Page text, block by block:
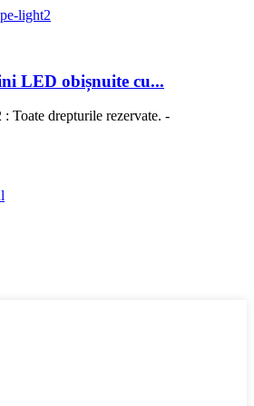
LED obișnuite cu...
Toate drepturile rezervate. -